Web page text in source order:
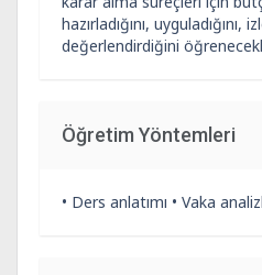
hazırladığını, uyguladığını,
değerlendirdiğini
Öğretim Yöntemleri
• Ders anlatımı • Vaka